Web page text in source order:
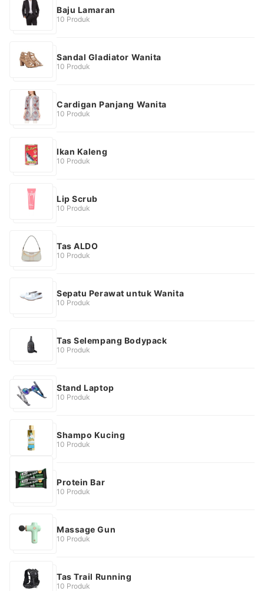
Baju Lamaran
10 Produk
Sandal Gladiator Wanita
10 Produk
Cardigan Panjang Wanita
10 Produk
Ikan Kaleng
10 Produk
Lip Scrub
10 Produk
Tas ALDO
10 Produk
Sepatu Perawat untuk Wanita
10 Produk
Tas Selempang Bodypack
10 Produk
Stand Laptop
10 Produk
Shampo Kucing
10 Produk
Protein Bar
10 Produk
Massage Gun
10 Produk
Tas Trail Running
10 Produk